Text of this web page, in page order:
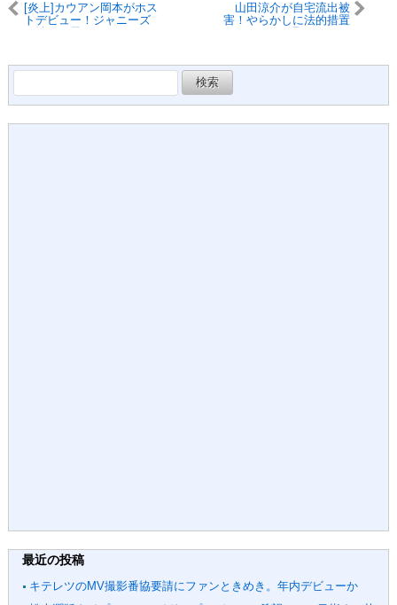
[炎上]カウアン岡本がホス
トデビュー！ジャニーズ
山田涼介が自宅流出被
害！やらかしに法的措置
索:
最近の投稿
キテレツのMV撮影番協要請にファンときめき。年内デビューか